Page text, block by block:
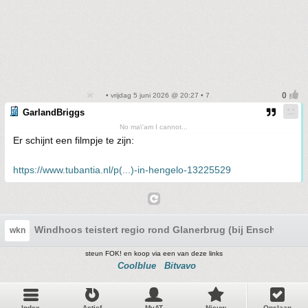
• vrijdag 5 juni 2026 @ 20:27 • 7
GarlandBriggs
No ma\'am I cannot...
Er schijnt een filmpje te zijn:
https://www.tubantia.nl/p(...)-in-hengelo-13225529
wkn Windhoos teistert regio rond Glanerbrug (bij Enschede)
steun FOK! en koop via een van deze links
Coolblue Bitvavo